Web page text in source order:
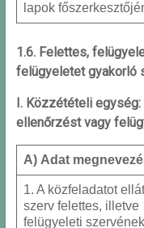
lapok
1.6. Felettes,
felügyeletet gyakorló
I. Közzétételi
ellenőrzést vagy
A) Adat
1. A közfeladatot
szerv felettes, illetve
felügyeleti